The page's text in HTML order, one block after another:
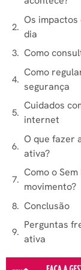
Os impactos
dia
Como
Como
segurança
Cuidados
internet
O que fazer
ativa?
Como o
movimento?
Conclusão
Perguntas
ativa